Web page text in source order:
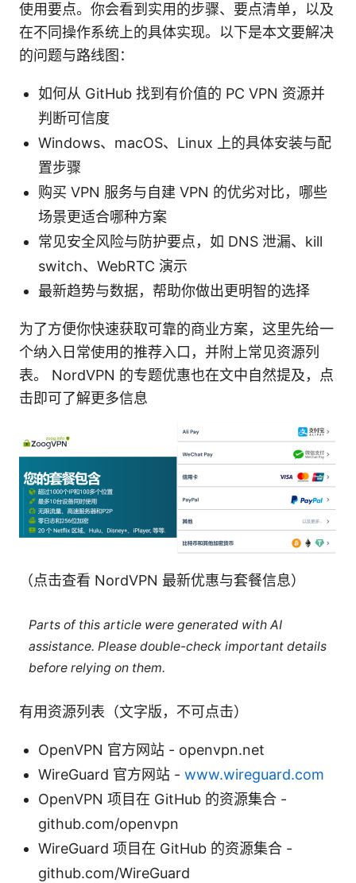
使用要点。你会看到实用的步骤、要点清单，以及
在不同操作系统上的具体实现。以下是本文要解决
的问题与路线图：
如何从 GitHub 找到有价值的 PC VPN 资源并
判断可信度
Windows、macOS、Linux 上的具体安装与配
置步骤
购买 VPN 服务与自建 VPN 的优劣对比，哪些
场景更适合哪种方案
常见安全风险与防护要点，如 DNS 泄漏、kill
switch、WebRTC 演示
最新趋势与数据，帮助你做出更明智的选择
为了方便你快速获取可靠的商业方案，这里先给一
个纳入日常使用的推荐入口，并附上常见资源列
表。 NordVPN 的专题优惠也在文中自然提及，点
击即可了解更多信息
（点击查看 NordVPN 最新优惠与套餐信息）
Parts of this article were generated with AI
assistance. Please double-check important details
before relying on them.
有用资源列表（文字版，不可点击）
OpenVPN 官方网站 - openvpn.net
WireGuard 官方网站 - www.wireguard.com
OpenVPN 项目在 GitHub 的资源集合 -
github.com/openvpn
WireGuard 项目在 GitHub 的资源集合 -
github.com/WireGuard